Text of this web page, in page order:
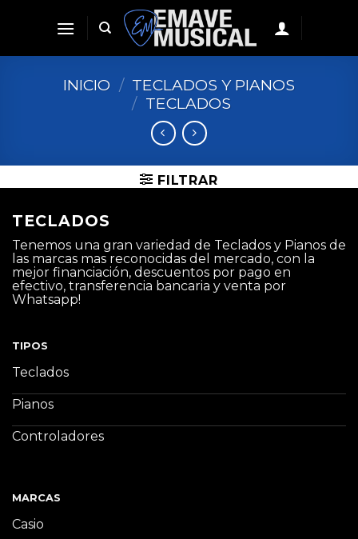
INICIO / TECLADOS Y PIANOS
/ TECLADOS
FILTRAR
TECLADOS
Tenemos una gran variedad de Teclados y Pianos de
las marcas mas reconocidas del mercado, con la
mejor financiación, descuentos por pago en
efectivo, transferencia bancaria y venta por
Whatsapp!
TIPOS
Teclados
Pianos
Controladores
MARCAS
Casio